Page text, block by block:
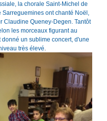
la chorale Saint-Michel de
Sarreguemines ont chanté Noël,
Claudine Queney-Degen. Tantôt
les morceaux figurant au
un sublime concert, d'une
très élevé.